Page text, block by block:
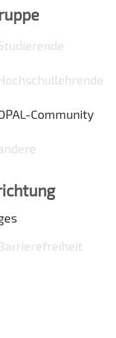
Community